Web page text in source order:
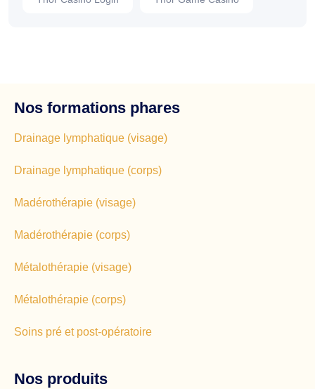
Nos formations phares
Drainage lymphatique (visage)
Drainage lymphatique (corps)
Madérothérapie (visage)
Madérothérapie (corps)
Métalothérapie (visage)
Métalothérapie (corps)
Soins pré et post-opératoire
Nos produits